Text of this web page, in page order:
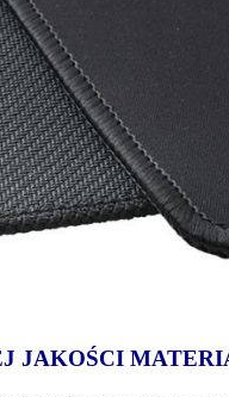
JAKOŚCI